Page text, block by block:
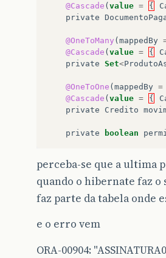
@Cascade ( value = {
private
@OneToMany ( mappedBy
@Cascade ( value = {
private Set<
@OneToOne ( mappedBy =
@Cascade ( value = {
private
Credito
private boolean
perceba-se que a ultima
quando o hibernate faz o
faz parte da tabela onde
e o erro vem
ORA-00904: